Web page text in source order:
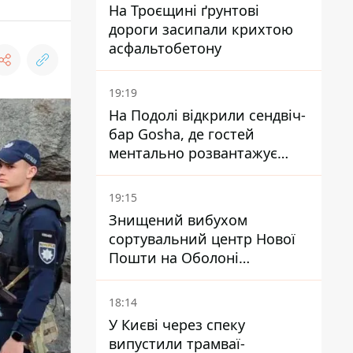
На Троєщині ґрунтові
дороги засипали крихтою
асфальтобетону
19:19
На Подолі відкрили сендвіч-
бар Gosha, де гостей
ментально розвантажує
акула
19:15
Знищений вибухом
сортувальний центр Нової
Пошти на Оболоні
запрацював - видають
посилки
18:14
У Києві через спеку
випустили трамваї-